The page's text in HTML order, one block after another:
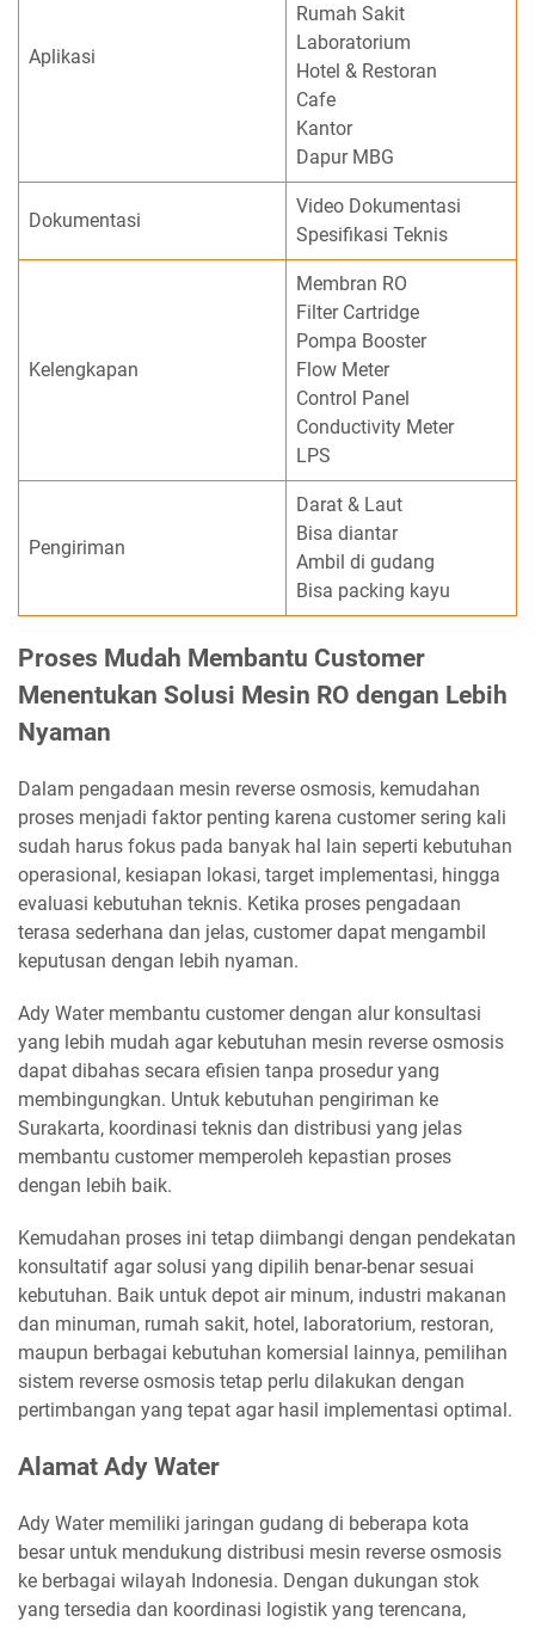
Aplikasi
Rumah Sakit
Laboratorium
Hotel & Restoran
Cafe
Kantor
Dapur MBG
Dokumentasi
Video Dokumentasi
Spesifikasi Teknis
Kelengkapan
Membran RO
Filter Cartridge
Pompa Booster
Flow Meter
Control Panel
Conductivity Meter
LPS
Pengiriman
Darat & Laut
Bisa diantar
Ambil di gudang
Bisa packing kayu
Proses Mudah Membantu Customer
Menentukan Solusi Mesin RO dengan Lebih
Nyaman
Dalam pengadaan mesin reverse osmosis, kemudahan
proses menjadi faktor penting karena customer sering kali
sudah harus fokus pada banyak hal lain seperti kebutuhan
operasional, kesiapan lokasi, target implementasi, hingga
evaluasi kebutuhan teknis. Ketika proses pengadaan
terasa sederhana dan jelas, customer dapat mengambil
keputusan dengan lebih nyaman.
Ady Water membantu customer dengan alur konsultasi
yang lebih mudah agar kebutuhan mesin reverse osmosis
dapat dibahas secara efisien tanpa prosedur yang
membingungkan. Untuk kebutuhan pengiriman ke
Surakarta, koordinasi teknis dan distribusi yang jelas
membantu customer memperoleh kepastian proses
dengan lebih baik.
Kemudahan proses ini tetap diimbangi dengan pendekatan
konsultatif agar solusi yang dipilih benar-benar sesuai
kebutuhan. Baik untuk depot air minum, industri makanan
dan minuman, rumah sakit, hotel, laboratorium, restoran,
maupun berbagai kebutuhan komersial lainnya, pemilihan
sistem reverse osmosis tetap perlu dilakukan dengan
pertimbangan yang tepat agar hasil implementasi optimal.
Alamat Ady Water
Ady Water memiliki jaringan gudang di beberapa kota
besar untuk mendukung distribusi mesin reverse osmosis
ke berbagai wilayah Indonesia. Dengan dukungan stok
yang tersedia dan koordinasi logistik yang terencana,